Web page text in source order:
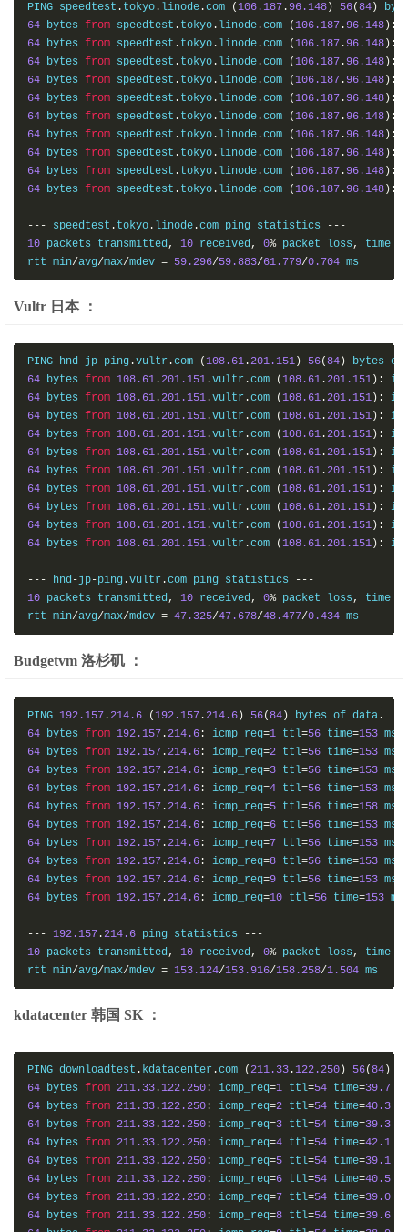
PING speedtest . tokyo . linode .com ( 106.187 .96.148 ) 56(84 )
64 bytes from speedtest . tokyo . linode .com ( 106.187 .96.148 ):
64 bytes from speedtest . tokyo . linode .com ( 106.187 .96.148 ):
64 bytes from speedtest . tokyo . linode .com ( 106.187 .96.148 ):
64 bytes from speedtest . tokyo . linode .com ( 106.187 .96.148 ):
64 bytes from speedtest . tokyo . linode .com ( 106.187 .96.148 ):
64 bytes from speedtest . tokyo . linode .com ( 106.187 .96.148 ):
64 bytes from speedtest . tokyo . linode .com ( 106.187 .96.148 ):
64 bytes from speedtest . tokyo . linode .com ( 106.187 .96.148 ):
64 bytes from speedtest . tokyo . linode .com ( 106.187 .96.148 ):
64 bytes from speedtest . tokyo . linode .com ( 106.187 .96.148 ):
--- speedtest . tokyo . linode .com ping statistics
---
10 packets transmitted, 10 received, 0% packet loss , time
rtt min/avg/max/mdev = 59.296/59.883/61.779/0.704 ms
Vultr 日本 ：
PING hnd-jp-ping .vultr .com ( 108.61 .201.151 ) 56(84 ) bytes of
64 bytes from 108.61 .201.151 .vultr .com ( 108.61 .201.151 ):
64 bytes from 108.61 .201.151 .vultr .com ( 108.61 .201.151 ):
64 bytes from 108.61 .201.151 .vultr .com ( 108.61 .201.151 ):
64 bytes from 108.61 .201.151 .vultr .com ( 108.61 .201.151 ):
64 bytes from 108.61 .201.151 .vultr .com ( 108.61 .201.151 ):
64 bytes from 108.61 .201.151 .vultr .com ( 108.61 .201.151 ):
64 bytes from 108.61 .201.151 .vultr .com ( 108.61 .201.151 ):
64 bytes from 108.61 .201.151 .vultr .com ( 108.61 .201.151 ):
64 bytes from 108.61 .201.151 .vultr .com ( 108.61 .201.151 ):
64 bytes from 108.61 .201.151 .vultr .com ( 108.61 .201.151 ):
--- hnd-jp-ping .vultr .com ping statistics
---
10 packets transmitted, 10 received, 0% packet loss , time
rtt min/avg/max/mdev = 47.325/47.678/48.477/0.434 ms
Budgetvm 洛杉矶 ：
PING 192.157 .214.6 ( 192.157 .214.6 ) 56(84 ) bytes of data .
64 bytes from 192.157 .214.6 : icmp_req=1 ttl=56 time=153
64 bytes from 192.157 .214.6 : icmp_req=2 ttl=56 time=153
64 bytes from 192.157 .214.6 : icmp_req=3 ttl=56 time=153
64 bytes from 192.157 .214.6 : icmp_req=4 ttl=56 time=153
64 bytes from 192.157 .214.6 : icmp_req=5 ttl=56 time=158
64 bytes from 192.157 .214.6 : icmp_req=6 ttl=56 time=153
64 bytes from 192.157 .214.6 : icmp_req=7 ttl=56 time=153
64 bytes from 192.157 .214.6 : icmp_req=8 ttl=56 time=153
64 bytes from 192.157 .214.6 : icmp_req=9 ttl=56 time=153
64 bytes from 192.157 .214.6 : icmp_req=10 ttl=56 time=153 ms
--- 192.157 .214.6 ping statistics
---
10 packets transmitted, 10 received, 0% packet loss , time
rtt min/avg/max/mdev = 153.124/153.916/158.258/1.504 ms
kdatacenter 韩国 SK ：
PING downloadtest . kdatacenter .com (211.33 . 122.250 ) 56(84 )
64 bytes from 211.33 . 122.250 : icmp_req=1 ttl=54 time=39.7
64 bytes from 211.33 . 122.250 : icmp_req=2 ttl=54 time=40.3
64 bytes from 211.33 . 122.250 : icmp_req=3 ttl=54 time=39.3
64 bytes from 211.33 . 122.250 : icmp_req=4 ttl=54 time=42.1
64 bytes from 211.33 . 122.250 : icmp_req=5 ttl=54 time=39.1
64 bytes from 211.33 . 122.250 : icmp_req=6 ttl=54 time=40.5
64 bytes from 211.33 . 122.250 : icmp_req=7 ttl=54 time=39.0
64 bytes from 211.33 . 122.250 : icmp_req=8 ttl=54 time=39.6